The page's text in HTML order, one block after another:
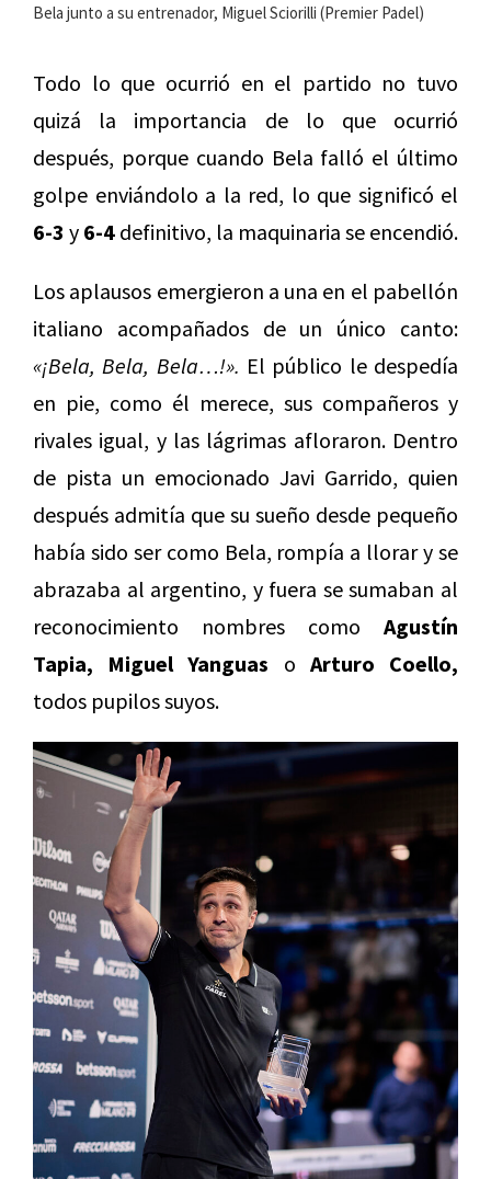
Bela junto a su entrenador, Miguel Sciorilli (Premier Padel)
Todo lo que ocurrió en el partido no tuvo
quizá la importancia de lo que ocurrió
después, porque cuando Bela falló el último
golpe enviándolo a la red, lo que significó el
6-3 y 6-4 definitivo, la maquinaria se encendió.
Los aplausos emergieron a una en el pabellón
italiano acompañados de un único canto:
«¡Bela, Bela, Bela…!». El público le despedía
en pie, como él merece, sus compañeros y
rivales igual, y las lágrimas afloraron. Dentro
de pista un emocionado Javi Garrido, quien
después admitía que su sueño desde pequeño
había sido ser como Bela, rompía a llorar y se
abrazaba al argentino, y fuera se sumaban al
reconocimiento nombres como Agustín
Tapia, Miguel Yanguas o Arturo Coello,
todos pupilos suyos.